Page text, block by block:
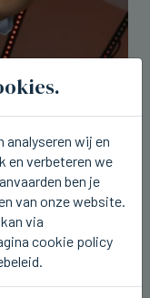
zaterdag
analyseren wij en
en verbeteren we
ben je
van onze website.
via
cookie policy